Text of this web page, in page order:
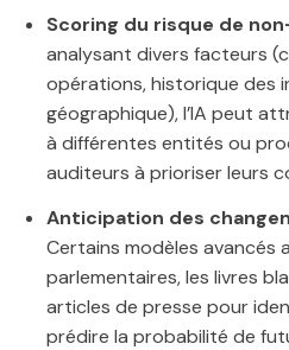
Scoring du risque de
analysant divers facteurs
opérations, historique des
géographique), l’IA peut
à différentes entités ou
auditeurs à prioriser leurs
Anticipation des
Certains modèles avancés
parlementaires, les livres
articles de presse pour
prédire la probabilité de